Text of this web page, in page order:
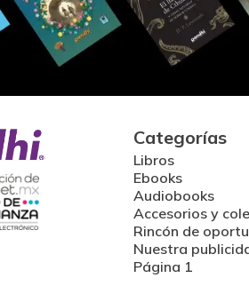
Categorías
Libros
Ebooks
Audiobooks
Accesorios y
Rincón de
Nuestra
Página 1